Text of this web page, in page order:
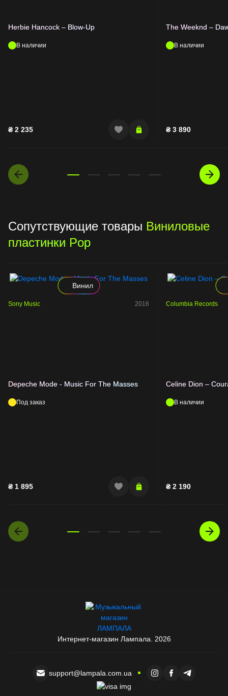
Herbie Hancock – Blow-Up
В наличии
₴ 2 235
The Weeknd –
В наличии
₴ 3 890
Сопутствующие товары Виниловые
пластинки Pop
Винил
Sony Music 2016
Depeche Mode - Music For The Masses
Под заказ
₴ 1 895
Columbia Records
Celine Dion –
В наличии
₴ 2 190
Интернет-магазин Лампала. 2026
support@lampala.com.ua